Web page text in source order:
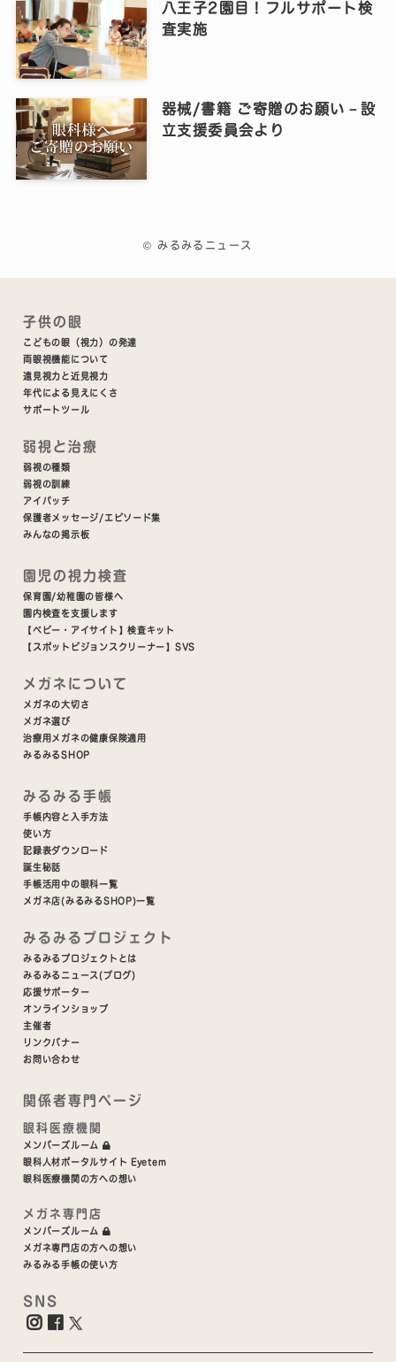
八王子2園目！フルサポート検
査実施
器械/書籍 ご寄贈のお願い－設
立支援委員会より
© みるみるニュース
子供の眼
こどもの眼（視力）の発達
両眼視機能について
遠見視力と近見視力
年代による見えにくさ
サポートツール
弱視と治療
弱視の種類
弱視の訓練
アイパッチ
保護者メッセージ/エピソード集
みんなの掲示板
園児の視力検査
保育園/幼稚園の皆様へ
園内検査を支援します
【ベビー・アイサイト】検査キット
【スポットビジョンスクリーナー】SVS
メガネについて
メガネの大切さ
メガネ選び
治療用メガネの健康保険適用
みるみるSHOP
みるみる手帳
手帳内容と入手方法
使い方
記録表ダウンロード
誕生秘話
手帳活用中の眼科一覧
メガネ店(みるみるSHOP)一覧
みるみるプロジェクト
みるみるプロジェクトとは
みるみるニュース(ブログ)
応援サポーター
オンラインショップ
主催者
リンクバナー
お問い合わせ
関係者専門ページ
眼科医療機関
メンバーズルーム
眼科人材ポータルサイト Eyetem
眼科医療機関の方への想い
メガネ専門店
メンバーズルーム
メガネ専門店の方への想い
みるみる手帳の使い方
SNS